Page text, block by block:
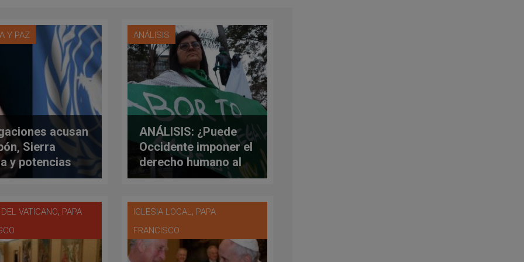
Y PAZ
acusan
Sierra
y potencias
de
a favor del
ANÁLISIS
ANÁLISIS: ¿Puede
Occidente imponer el
derecho humano al
aborto y a la
VATICANO, PAPA
IGLESIA LOCAL, PAPA
FRANCISCO